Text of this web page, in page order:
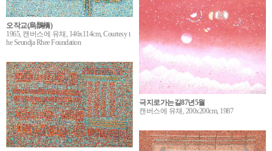
오작교(烏鵲橋)
1965, 캔버스에 유채, 146x114cm, Courtesy t
he Seundja Rhee Foundation
극지로가는길87년5월
캔버스에 유채, 200x200cm, 1987